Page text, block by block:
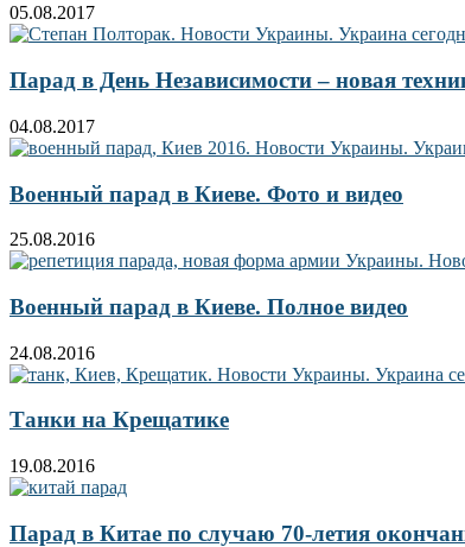
05.08.2017
Парад в День Независимости – новая
04.08.2017
Военный парад в Киеве. Фото и видео
25.08.2016
Военный парад в Киеве. Полное видео
24.08.2016
Танки на Крещатике
19.08.2016
Парад в Китае по случаю 70-летия